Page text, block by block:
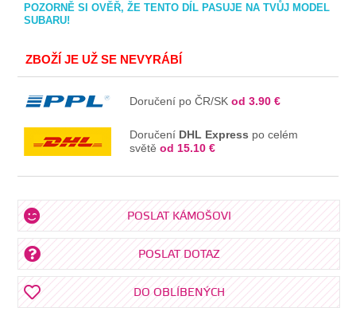
POZORNĚ SI OVĚŘ, ŽE TENTO DÍL PASUJE NA TVŮJ MODEL
SUBARU!
ZBOŽÍ JE UŽ SE NEVYRÁBÍ
Doručení po ČR/SKod 3.90 €
Doručení DHL Express po celém
světěod 15.10 €
POSLAT KÁMOŠOVI
POSLAT DOTAZ
DO OBLÍBENÝCH